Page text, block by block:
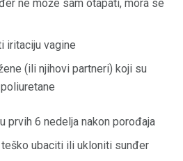
ne može sam otapati, mora se
iritaciju vagine
(ili njihovi partneri) koji su
prvih 6 nedelja nakon porođaja
ubaciti ili ukloniti sunđer